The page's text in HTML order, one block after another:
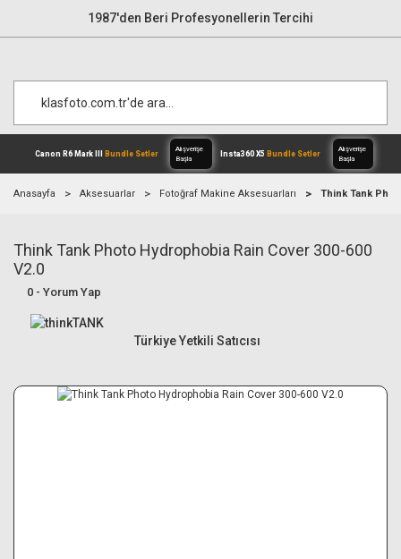
1987'den Beri Profesyonellerin Tercihi
Canon R6 Mark IIIBundle Setler
Alışverişe
Anasayfa Aksesuarlar Fotoğraf Makine Aksesuarları Think Tank
Think Tank Photo Hydrophobia Rain Cover 300-600
V2.0
0 - Yorum Yap
Türkiye Yetkili Satıcısı